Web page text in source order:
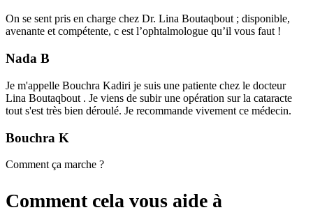
On se sent pris en charge chez Dr. Lina Boutaqbout ; disponible,
avenante et compétente, c est l’ophtalmologue qu’il vous faut !
Nada B
Je m'appelle Bouchra Kadiri je suis une patiente chez le docteur
Lina Boutaqbout . Je viens de subir une opération sur la cataracte
tout s'est très bien déroulé. Je recommande vivement ce médecin.
Bouchra K
Comment ça marche ?
Comment cela vous aide à